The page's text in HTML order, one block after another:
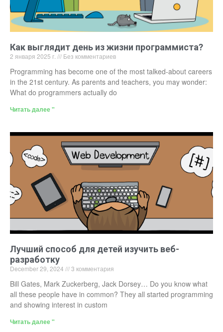
Как выглядит день из жизни программиста?
2 января 2025 г. Без комментариев
Programming has become one of the most talked-about careers
in the 21st century. As parents and teachers, you may wonder:
What do programmers actually do
Читать далее "
Лучший способ для детей изучить веб-
разработку
December 29, 2024 3 комментария
Bill Gates, Mark Zuckerberg, Jack Dorsey… Do you know what
all these people have in common? They all started programming
and showing interest in custom
Читать далее "